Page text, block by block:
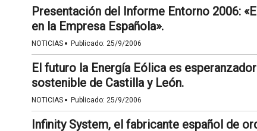
Presentación del Informe Entorno 2006:
en la Empresa Española».
NOTICIAS · Publicado: 25/9/2006
El futuro la Energía Eólica es
sostenible de Castilla y León.
NOTICIAS · Publicado: 25/9/2006
Infinity System, el fabricante español de